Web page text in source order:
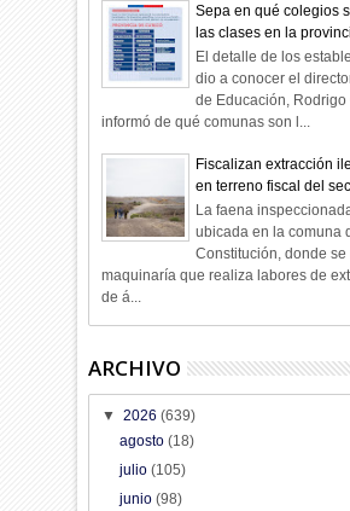
Sepa en qué colegios
las clases en la
El detalle de los
dio a conocer el
de Educación, Rodrigo
informó de qué comunas son l...
Fiscalizan extracción
en terreno fiscal del
La faena
ubicada en la comuna
Constitución, donde
maquinaría que realiza labores de
de á...
ARCHIVO
▼2026(639)
agosto (18)
julio (105)
junio (98)